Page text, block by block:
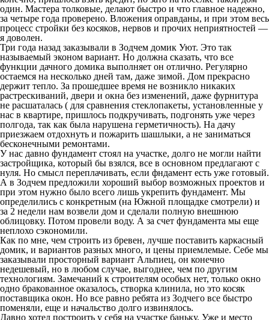
один. Мастера толковые, делают быстро и что главное надежно,
за четыре года проверено. Вложения оправданы, и при этом весь
процесс стройки без косяков, нервов и прочих неприятностей —
я доволен.
Три года назад заказывали в Зодчем домик Уют. Это так
называемый эконом вариант. Но должна сказать, что все
функции дачного домика выполняет он отлично. Регулярно
остаемся на несколько дней там, даже зимой. Дом прекрасно
держит тепло. За прошедшее время не возникло никаких
растрескиваний, двери и окна без изменений, даже фурнитура
не расшаталась ( для сравнения стеклопакеты, установленные у
нас в квартире, пришлось подкручивать, подгонять уже через
полгода, так как была нарушена герметичность). На дачу
приезжаем отдохнуть и пожарить шашлыки, а не заниматься
бесконечными ремонтами.
У нас давно фундамент стоял на участке, долго не могли найти
застройщика, который бы взялся, все в основном предлагают с
нуля. Но смысл переплачивать, если фндамент есть уже готовый.
А в Зодчем предложили хороший выбор возможных проектов и
при этом нужно было всего лишь укрепить фундамент. Мы
определились с конкретным (на Южной площадке смотрели) и
за 2 недели нам возвели дом и сделали полную внешнюю
облицовку. Потом провели воду. А за счет фундамента мы еще
неплохо сэкономили.
Как по мне, чем строить из бревен, лучше поставить каркасный
домик, и вариантов разных много, и цены приемлемые. Себе мы
заказывали просторный вариант Альпиец, он конечно
недешевый, но в любом случае, выгоднее, чем по другим
технологиям. Замечаний к строителям особых нет, только окно
одно бракованное оказалось, створка клинила, но это косяк
поставщика окон. Но все равно ребята из Зодчего все быстро
поменяли, еще и начальство долго извинялось.
Давно хотел построить у себя на участке баньку. Уже и место